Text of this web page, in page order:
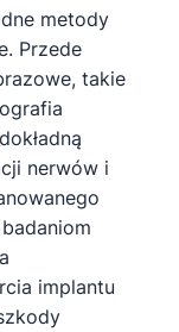
metody
Przede
takie
nerwów i
implantu